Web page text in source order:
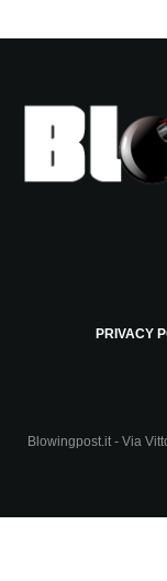
PRIVACY
Blowingpost.it - Via